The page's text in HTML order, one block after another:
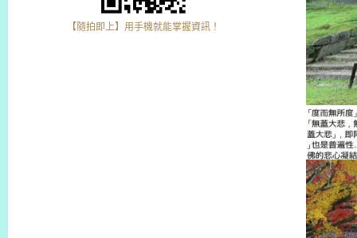
【隨拍即上】用手機就能掌握資訊！